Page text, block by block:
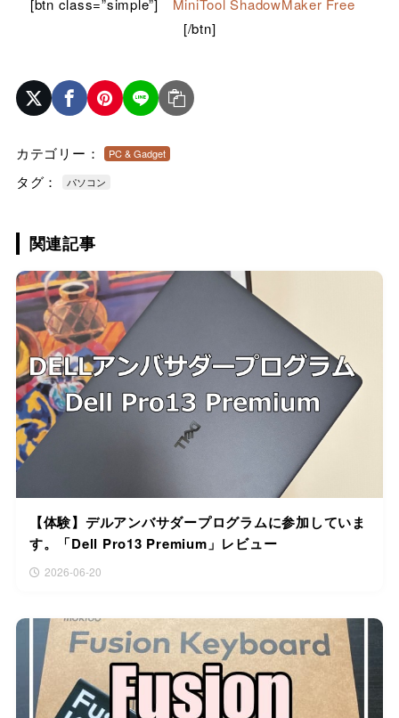
[btn class=”simple”] MiniTool ShadowMaker Free
[/btn]
カテゴリー： PC & Gadget
タグ： パソコン
関連記事
【体験】デルアンバサダープログラムに参加していま
す。「Dell Pro13 Premium」レビュー
2026-06-20